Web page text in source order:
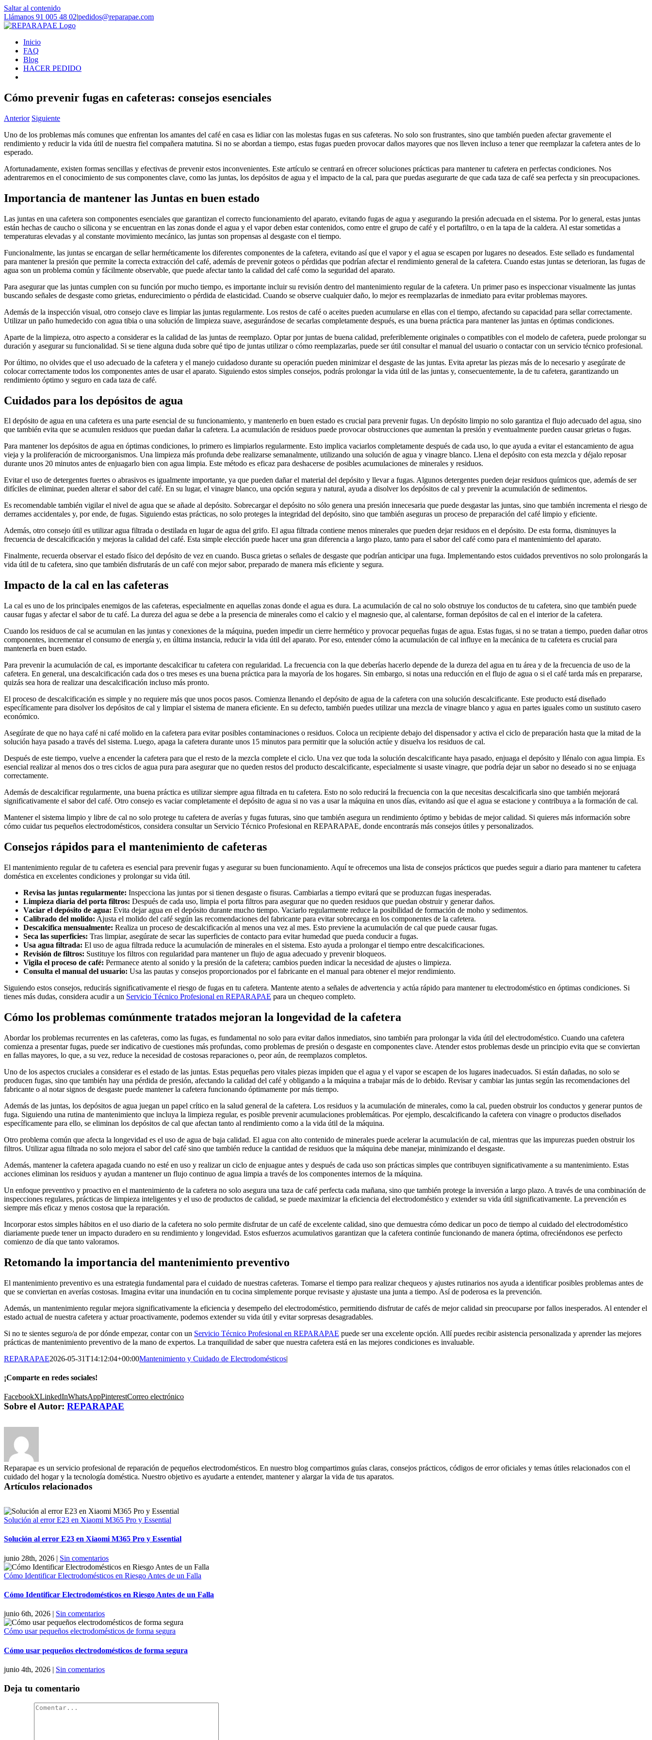
Saltar al contenido
Llámanos 91 005 48 02|pedidos@reparapae.com
Inicio
FAQ
Blog
HACER PEDIDO
Cómo prevenir fugas en cafeteras: consejos esenciales
Anterior Siguiente
Uno de los problemas más comunes que enfrentan los amantes del café en casa es lidiar con las molestas fugas en sus cafeteras. No solo son frustrantes, sino que también pueden afectar gravemente el
rendimiento y reducir la vida útil de nuestra fiel compañera matutina. Si no se abordan a tiempo, estas fugas pueden provocar daños mayores que nos lleven incluso a tener que reemplazar la cafetera antes de lo
esperado.
Afortunadamente, existen formas sencillas y efectivas de prevenir estos inconvenientes. Este artículo se centrará en ofrecer soluciones prácticas para mantener tu cafetera en perfectas condiciones. Nos
adentraremos en el conocimiento de sus componentes clave, como las juntas, los depósitos de agua y el impacto de la cal, para que puedas asegurarte de que cada taza de café sea perfecta y sin preocupaciones.
Importancia de mantener las Juntas en buen estado
Las juntas en una cafetera son componentes esenciales que garantizan el correcto funcionamiento del aparato, evitando fugas de agua y asegurando la presión adecuada en el sistema. Por lo general, estas juntas
están hechas de caucho o silicona y se encuentran en las zonas donde el agua y el vapor deben estar contenidos, como entre el grupo de café y el portafiltro, o en la tapa de la caldera. Al estar sometidas a
temperaturas elevadas y al constante movimiento mecánico, las juntas son propensas al desgaste con el tiempo.
Funcionalmente, las juntas se encargan de sellar herméticamente los diferentes componentes de la cafetera, evitando así que el vapor y el agua se escapen por lugares no deseados. Este sellado es fundamental
para mantener la presión que permite la correcta extracción del café, además de prevenir goteos o pérdidas que podrían afectar el rendimiento general de la cafetera. Cuando estas juntas se deterioran, las fugas de
agua son un problema común y fácilmente observable, que puede afectar tanto la calidad del café como la seguridad del aparato.
Para asegurar que las juntas cumplen con su función por mucho tiempo, es importante incluir su revisión dentro del mantenimiento regular de la cafetera. Un primer paso es inspeccionar visualmente las juntas
buscando señales de desgaste como grietas, endurecimiento o pérdida de elasticidad. Cuando se observe cualquier daño, lo mejor es reemplazarlas de inmediato para evitar problemas mayores.
Además de la inspección visual, otro consejo clave es limpiar las juntas regularmente. Los restos de café o aceites pueden acumularse en ellas con el tiempo, afectando su capacidad para sellar correctamente.
Utilizar un paño humedecido con agua tibia o una solución de limpieza suave, asegurándose de secarlas completamente después, es una buena práctica para mantener las juntas en óptimas condiciones.
Aparte de la limpieza, otro aspecto a considerar es la calidad de las juntas de reemplazo. Optar por juntas de buena calidad, preferiblemente originales o compatibles con el modelo de cafetera, puede prolongar su
duración y asegurar su funcionalidad. Si se tiene alguna duda sobre qué tipo de juntas utilizar o cómo reemplazarlas, puede ser útil consultar el manual del usuario o contactar con un servicio técnico profesional.
Por último, no olvides que el uso adecuado de la cafetera y el manejo cuidadoso durante su operación pueden minimizar el desgaste de las juntas. Evita apretar las piezas más de lo necesario y asegúrate de
colocar correctamente todos los componentes antes de usar el aparato. Siguiendo estos simples consejos, podrás prolongar la vida útil de las juntas y, consecuentemente, la de tu cafetera, garantizando un
rendimiento óptimo y seguro en cada taza de café.
Cuidados para los depósitos de agua
El depósito de agua en una cafetera es una parte esencial de su funcionamiento, y mantenerlo en buen estado es crucial para prevenir fugas. Un depósito limpio no solo garantiza el flujo adecuado del agua, sino
que también evita que se acumulen residuos que puedan dañar la cafetera. La acumulación de residuos puede provocar obstrucciones que aumentan la presión y eventualmente pueden causar grietas o fugas.
Para mantener los depósitos de agua en óptimas condiciones, lo primero es limpiarlos regularmente. Esto implica vaciarlos completamente después de cada uso, lo que ayuda a evitar el estancamiento de agua
vieja y la proliferación de microorganismos. Una limpieza más profunda debe realizarse semanalmente, utilizando una solución de agua y vinagre blanco. Llena el depósito con esta mezcla y déjalo reposar
durante unos 20 minutos antes de enjuagarlo bien con agua limpia. Este método es eficaz para deshacerse de posibles acumulaciones de minerales y residuos.
Evitar el uso de detergentes fuertes o abrasivos es igualmente importante, ya que pueden dañar el material del depósito y llevar a fugas. Algunos detergentes pueden dejar residuos químicos que, además de ser
difíciles de eliminar, pueden alterar el sabor del café. En su lugar, el vinagre blanco, una opción segura y natural, ayuda a disolver los depósitos de cal y prevenir la acumulación de sedimentos.
Es recomendable también vigilar el nivel de agua que se añade al depósito. Sobrecargar el depósito no sólo genera una presión innecesaria que puede desgastar las juntas, sino que también incrementa el riesgo de
derrames accidentales y, por ende, de fugas. Siguiendo estas prácticas, no solo proteges la integridad del depósito, sino que también aseguras un proceso de preparación del café limpio y eficiente.
Además, otro consejo útil es utilizar agua filtrada o destilada en lugar de agua del grifo. El agua filtrada contiene menos minerales que pueden dejar residuos en el depósito. De esta forma, disminuyes la
frecuencia de descalcificación y mejoras la calidad del café. Esta simple elección puede hacer una gran diferencia a largo plazo, tanto para el sabor del café como para el mantenimiento del aparato.
Finalmente, recuerda observar el estado físico del depósito de vez en cuando. Busca grietas o señales de desgaste que podrían anticipar una fuga. Implementando estos cuidados preventivos no solo prolongarás la
vida útil de tu cafetera, sino que también disfrutarás de un café con mejor sabor, preparado de manera más eficiente y segura.
Impacto de la cal en las cafeteras
La cal es uno de los principales enemigos de las cafeteras, especialmente en aquellas zonas donde el agua es dura. La acumulación de cal no solo obstruye los conductos de tu cafetera, sino que también puede
causar fugas y afectar el sabor de tu café. La dureza del agua se debe a la presencia de minerales como el calcio y el magnesio que, al calentarse, forman depósitos de cal en el interior de la cafetera.
Cuando los residuos de cal se acumulan en las juntas y conexiones de la máquina, pueden impedir un cierre hermético y provocar pequeñas fugas de agua. Estas fugas, si no se tratan a tiempo, pueden dañar otros
componentes, incrementar el consumo de energía y, en última instancia, reducir la vida útil del aparato. Por eso, entender cómo la acumulación de cal influye en la mecánica de tu cafetera es crucial para
mantenerla en buen estado.
Para prevenir la acumulación de cal, es importante descalcificar tu cafetera con regularidad. La frecuencia con la que deberías hacerlo depende de la dureza del agua en tu área y de la frecuencia de uso de la
cafetera. En general, una descalcificación cada dos o tres meses es una buena práctica para la mayoría de los hogares. Sin embargo, si notas una reducción en el flujo de agua o si el café tarda más en prepararse,
quizás sea hora de realizar una descalcificación incluso más pronto.
El proceso de descalcificación es simple y no requiere más que unos pocos pasos. Comienza llenando el depósito de agua de la cafetera con una solución descalcificante. Este producto está diseñado
específicamente para disolver los depósitos de cal y limpiar el sistema de manera eficiente. En su defecto, también puedes utilizar una mezcla de vinagre blanco y agua en partes iguales como un sustituto casero
económico.
Asegúrate de que no haya café ni café molido en la cafetera para evitar posibles contaminaciones o residuos. Coloca un recipiente debajo del dispensador y activa el ciclo de preparación hasta que la mitad de la
solución haya pasado a través del sistema. Luego, apaga la cafetera durante unos 15 minutos para permitir que la solución actúe y disuelva los residuos de cal.
Después de este tiempo, vuelve a encender la cafetera para que el resto de la mezcla complete el ciclo. Una vez que toda la solución descalcificante haya pasado, enjuaga el depósito y llénalo con agua limpia. Es
esencial realizar al menos dos o tres ciclos de agua pura para asegurar que no queden restos del producto descalcificante, especialmente si usaste vinagre, que podría dejar un sabor no deseado si no se enjuaga
correctamente.
Además de descalcificar regularmente, una buena práctica es utilizar siempre agua filtrada en tu cafetera. Esto no solo reducirá la frecuencia con la que necesitas descalcificarla sino que también mejorará
significativamente el sabor del café. Otro consejo es vaciar completamente el depósito de agua si no vas a usar la máquina en unos días, evitando así que el agua se estacione y contribuya a la formación de cal.
Mantener el sistema limpio y libre de cal no solo protege tu cafetera de averías y fugas futuras, sino que también asegura un rendimiento óptimo y bebidas de mejor calidad. Si quieres más información sobre
cómo cuidar tus pequeños electrodomésticos, considera consultar un Servicio Técnico Profesional en REPARAPAE, donde encontrarás más consejos útiles y personalizados.
Consejos rápidos para el mantenimiento de cafeteras
El mantenimiento regular de tu cafetera es esencial para prevenir fugas y asegurar su buen funcionamiento. Aquí te ofrecemos una lista de consejos prácticos que puedes seguir a diario para mantener tu cafetera
doméstica en excelentes condiciones y prolongar su vida útil.
Revisa las juntas regularmente: Inspecciona las juntas por si tienen desgaste o fisuras. Cambiarlas a tiempo evitará que se produzcan fugas inesperadas.
Limpieza diaria del porta filtros: Después de cada uso, limpia el porta filtros para asegurar que no queden residuos que puedan obstruir y generar daños.
Vaciar el depósito de agua: Evita dejar agua en el depósito durante mucho tiempo. Vaciarlo regularmente reduce la posibilidad de formación de moho y sedimentos.
Calibrado del molido: Ajusta el molido del café según las recomendaciones del fabricante para evitar sobrecarga en los componentes de la cafetera.
Descalcifica mensualmente: Realiza un proceso de descalcificación al menos una vez al mes. Esto previene la acumulación de cal que puede causar fugas.
Seca las superficies: Tras limpiar, asegúrate de secar las superficies de contacto para evitar humedad que pueda conducir a fugas.
Usa agua filtrada: El uso de agua filtrada reduce la acumulación de minerales en el sistema. Esto ayuda a prolongar el tiempo entre descalcificaciones.
Revisión de filtros: Sustituye los filtros con regularidad para mantener un flujo de agua adecuado y prevenir bloqueos.
Vigila el proceso de café: Permanece atento al sonido y la presión de la cafetera; cambios pueden indicar la necesidad de ajustes o limpieza.
Consulta el manual del usuario: Usa las pautas y consejos proporcionados por el fabricante en el manual para obtener el mejor rendimiento.
Siguiendo estos consejos, reducirás significativamente el riesgo de fugas en tu cafetera. Mantente atento a señales de advertencia y actúa rápido para mantener tu electrodoméstico en óptimas condiciones. Si
tienes más dudas, considera acudir a un Servicio Técnico Profesional en REPARAPAE para un chequeo completo.
Cómo los problemas comúnmente tratados mejoran la longevidad de la cafetera
Abordar los problemas recurrentes en las cafeteras, como las fugas, es fundamental no solo para evitar daños inmediatos, sino también para prolongar la vida útil del electrodoméstico. Cuando una cafetera
comienza a presentar fugas, puede ser indicativo de cuestiones más profundas, como problemas de presión o desgaste en componentes clave. Atender estos problemas desde un principio evita que se conviertan
en fallas mayores, lo que, a su vez, reduce la necesidad de costosas reparaciones o, peor aún, de reemplazos completos.
Uno de los aspectos cruciales a considerar es el estado de las juntas. Estas pequeñas pero vitales piezas impiden que el agua y el vapor se escapen de los lugares inadecuados. Si están dañadas, no solo se
producen fugas, sino que también hay una pérdida de presión, afectando la calidad del café y obligando a la máquina a trabajar más de lo debido. Revisar y cambiar las juntas según las recomendaciones del
fabricante o al notar signos de desgaste puede mantener la cafetera funcionando óptimamente por más tiempo.
Además de las juntas, los depósitos de agua juegan un papel crítico en la salud general de la cafetera. Los residuos y la acumulación de minerales, como la cal, pueden obstruir los conductos y generar puntos de
fuga. Siguiendo una rutina de mantenimiento que incluya la limpieza regular, es posible prevenir acumulaciones problemáticas. Por ejemplo, descalcificando la cafetera con vinagre o productos diseñados
específicamente para ello, se eliminan los depósitos de cal que afectan tanto al rendimiento como a la vida útil de la máquina.
Otro problema común que afecta la longevidad es el uso de agua de baja calidad. El agua con alto contenido de minerales puede acelerar la acumulación de cal, mientras que las impurezas pueden obstruir los
filtros. Utilizar agua filtrada no solo mejora el sabor del café sino que también reduce la cantidad de residuos que la máquina debe manejar, minimizando el desgaste.
Además, mantener la cafetera apagada cuando no esté en uso y realizar un ciclo de enjuague antes y después de cada uso son prácticas simples que contribuyen significativamente a su mantenimiento. Estas
acciones eliminan los residuos y ayudan a mantener un flujo continuo de agua limpia a través de los componentes internos de la máquina.
Un enfoque preventivo y proactivo en el mantenimiento de la cafetera no solo asegura una taza de café perfecta cada mañana, sino que también protege la inversión a largo plazo. A través de una combinación de
inspecciones regulares, prácticas de limpieza inteligentes y el uso de productos de calidad, se puede maximizar la eficiencia del electrodoméstico y extender su vida útil significativamente. La prevención es
siempre más eficaz y menos costosa que la reparación.
Incorporar estos simples hábitos en el uso diario de la cafetera no solo permite disfrutar de un café de excelente calidad, sino que demuestra cómo dedicar un poco de tiempo al cuidado del electrodoméstico
diariamente puede tener un impacto duradero en su rendimiento y longevidad. Estos esfuerzos acumulativos garantizan que la cafetera continúe funcionando de manera óptima, ofreciéndonos ese perfecto
comienzo de día que tanto valoramos.
Retomando la importancia del mantenimiento preventivo
El mantenimiento preventivo es una estrategia fundamental para el cuidado de nuestras cafeteras. Tomarse el tiempo para realizar chequeos y ajustes rutinarios nos ayuda a identificar posibles problemas antes de
que se conviertan en averías costosas. Imagina evitar una inundación en tu cocina simplemente porque revisaste y ajustaste una junta a tiempo. Así de poderosa es la prevención.
Además, un mantenimiento regular mejora significativamente la eficiencia y desempeño del electrodoméstico, permitiendo disfrutar de cafés de mejor calidad sin preocuparse por fallos inesperados. Al entender el
estado actual de nuestra cafetera y actuar proactivamente, podemos extender su vida útil y evitar sorpresas desagradables.
Si no te sientes seguro/a de por dónde empezar, contar con un Servicio Técnico Profesional en REPARAPAE puede ser una excelente opción. Allí puedes recibir asistencia personalizada y aprender las mejores
prácticas de mantenimiento preventivo de la mano de expertos. La tranquilidad de saber que nuestra cafetera está en las mejores condiciones es invaluable.
REPARAPAE2026-05-31T14:12:04+00:00Mantenimiento y Cuidado de Electrodomésticos|
¡Comparte en redes sociales!
FacebookXLinkedInWhatsAppPinterestCorreo electrónico
Sobre el Autor: REPARAPAE
Reparapae es un servicio profesional de reparación de pequeños electrodomésticos. En nuestro blog compartimos guías claras, consejos prácticos, códigos de error oficiales y temas útiles relacionados con el
cuidado del hogar y la tecnología doméstica. Nuestro objetivo es ayudarte a entender, mantener y alargar la vida de tus aparatos.
Artículos relacionados
Solución al error E23 en Xiaomi M365 Pro y Essential
Solución al error E23 en Xiaomi M365 Pro y Essential
junio 28th, 2026 | Sin comentarios
Cómo Identificar Electrodomésticos en Riesgo Antes de un Falla
Cómo Identificar Electrodomésticos en Riesgo Antes de un Falla
junio 6th, 2026 | Sin comentarios
Cómo usar pequeños electrodomésticos de forma segura
Cómo usar pequeños electrodomésticos de forma segura
junio 4th, 2026 | Sin comentarios
Deja tu comentario